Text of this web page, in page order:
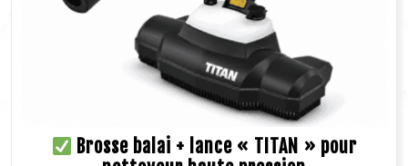
Brosse balai + lance « TITAN » pour